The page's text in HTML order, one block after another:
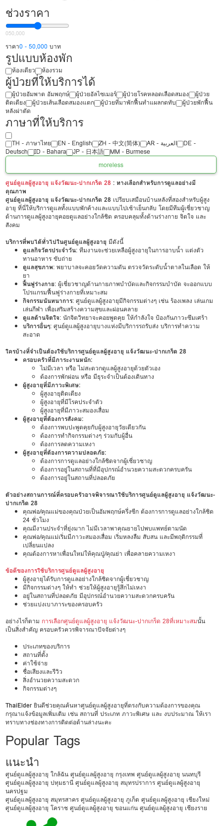
ช่วงราคา
050,000
ราคา0 - 50,000 บาท
รูปแบบห้องพัก
ห้องเดียว ห้องรวม
ผู้ป่วยที่ให้บริการได้
ผู้ป่วยอัมพาต อัมพฤกษ์ ผู้ป่วยอัลไซเมอร์ ผู้ป่วยโรคหลอดเลือดสมอง
ผู้ป่วย
ติดเตียง
ผู้ป่วยเส้นเลือดสมองแตก ผู้ป่วยที่มาพักฟื้นทำแผลกดทับ
ผู้ป่วยพักฟื้น
หลังผ่าตัด
ภาษาที่ให้บริการ
TH - ‏ภาษาไทย EN - English ZH - 中文(简体) ‏AR - ‏العربية‏
DE -
Deutsch
ID - Bahara JP - 日本語
MM - Burmese
moreless
ศูนย์ดูแลผู้สูงอายุ แจ้งวัฒนะ-ปากเกร็ด 28 : ทางเลือกสำหรับการดูแลอย่างมี
คุณภาพ
ศูนย์ดูแลผู้สูงอายุ แจ้งวัฒนะ-ปากเกร็ด 28 เปรียบเสมือนบ้านหลังที่สองสำหรับผู้สูง
อายุ ที่นี่ให้บริการดูแลทั้งแบบพักค้างและแบบไปเช้าเย็นกลับ โดยมีทีมผู้เชี่ยวชาญ
ด้านการดูแลผู้สูงอายุคอยดูแลอย่างใกล้ชิด ครอบคลุมทั้งด้านร่างกาย จิตใจ และ
สังคม
บริการที่พบได้ทั่วไปในศูนย์ดูแลผู้สูงอายุ มีดังนี้
ดูแลกิจวัตรประจำวัน: ทีมงานจะช่วยเหลือผู้สูงอายุในการอาบน้ำ แต่งตัว
ทานอาหาร ขับถ่าย
ดูแลสุขภาพ: พยาบาลจะคอยวัดความดัน ตรวจวัดระดับน้ำตาลในเลือด ให้
ยา
ฟื้นฟูร่างกาย: ผู้เชี่ยวชาญด้านกายภาพบำบัดและกิจกรรมบำบัด จะออกแบบ
โปรแกรมฟื้นฟูร่างกายที่เหมาะสม
กิจกรรมนันทนาการ: ศูนย์ดูแลผู้สูงอายุมีกิจกรรมต่างๆ เช่น ร้องเพลง เล่นเกม
เล่นกีฬา เพื่อเสริมสร้างความสุขและผ่อนคลาย
ดูแลด้านจิตใจ: นักจิตวิทยาจะคอยพูดคุย ให้กำลังใจ ป้องกันภาวะซึมเศร้า
บริการอื่นๆ: ศูนย์ดูแลผู้สูงอายุบางแห่งมีบริการรถรับส่ง บริการทำความ
สะอาด
ใครบ้างที่จำเป็นต้องใช้บริการศูนย์ดูแลผู้สูงอายุ แจ้งวัฒนะ-ปากเกร็ด 28
ครอบครัวที่มีภาระงานหนัก:
ไม่มีเวลา หรือ ไม่สะดวกดูแลผู้สูงอายุด้วยตัวเอง
ต้องการพักผ่อน หรือ มีธุระจำเป็นต้องเดินทาง
ผู้สูงอายุที่มีภาวะพิเศษ:
ผู้สูงอายุติดเตียง
ผู้สูงอายุที่มีโรคประจำตัว
ผู้สูงอายุที่มีภาวะสมองเสื่อม
ผู้สูงอายุที่ต้องการสังคม:
ต้องการพบปะพูดคุยกับผู้สูงอายุวัยเดียวกัน
ต้องการทำกิจกรรมต่างๆ ร่วมกับผู้อื่น
ต้องการลดความเหงา
ผู้สูงอายุที่ต้องการความปลอดภัย:
ต้องการการดูแลอย่างใกล้ชิดจากผู้เชี่ยวชาญ
ต้องการอยู่ในสถานที่ที่มีอุปกรณ์อำนวยความสะดวกครบครัน
ต้องการอยู่ในสถานที่ปลอดภัย
ตัวอย่างสถานการณ์ที่ครอบครัวอาจพิจารณาใช้บริการศูนย์ดูแลผู้สูงอายุ แจ้งวัฒนะ-
ปากเกร็ด 28
คุณพ่อ/คุณแม่ของคุณป่วยเป็นอัมพฤกษ์ครึ่งซีก ต้องการการดูแลอย่างใกล้ชิด
24 ชั่วโมง
คุณมีงานประจำที่ยุ่งมาก ไม่มีเวลาพาคุณยายไปพบแพทย์ตามนัด
คุณพ่อ/คุณแม่เริ่มมีภาวะสมองเสื่อม เริ่มหลงลืม สับสน และมีพฤติกรรมที่
เปลี่ยนแปลง
คุณต้องการหาเพื่อนใหม่ให้คุณปู่/คุณย่า เพื่อคลายความเหงา
ข้อดีของการใช้บริการศูนย์ดูแลผู้สูงอายุ
ผู้สูงอายุได้รับการดูแลอย่างใกล้ชิดจากผู้เชี่ยวชาญ
มีกิจกรรมต่างๆ ให้ทำ ช่วยให้ผู้สูงอายุรู้สึกไม่เหงา
อยู่ในสถานที่ปลอดภัย มีอุปกรณ์อำนวยความสะดวกครบครัน
ช่วยแบ่งเบาภาระของครอบครัว
อย่างไรก็ตาม การเลือกศูนย์ดูแลผู้สูงอายุ แจ้งวัฒนะ-ปากเกร็ด 28ที่เหมาะสมนั้น
เป็นสิ่งสำคัญ ครอบครัวควรพิจารณาปัจจัยต่างๆ
ประเภทของบริการ
สถานที่ตั้ง
ค่าใช้จ่าย
ชื่อเสียงและรีวิว
สิ่งอำนวยความสะดวก
กิจกรรมต่างๆ
ThaiElder ยินดีช่วยคุณค้นหาศูนย์ดูแลผู้สูงอายุที่ตรงกับความต้องการของคุณ
กรุณาแจ้งข้อมูลเพิ่มเติม เช่น สถานที่ ประเภท ภาวะพิเศษ และ งบประมาณ ให้เรา
ทราบทางช่องทางการติดต่อด้านล่างนะคะ
Popular Tags
แนะนำ
ศูนย์ดูแลผู้สูงอายุ ใกล้ฉัน ศูนย์ดูแลผู้สูงอายุ กรุงเทพ ศูนย์ดูแลผู้สูงอายุ นนทบุรี
ศูนย์ดูแลผู้สูงอายุ ปทุมธานี ศูนย์ดูแลผู้สูงอายุ สมุทรปราการ ศูนย์ดูแลผู้สูงอายุ
นครปฐม
ศูนย์ดูแลผู้สูงอายุ สมุทรสาคร ศูนย์ดูแลผู้สูงอายุ ภูเก็ต ศูนย์ดูแลผู้สูงอายุ เชียงใหม่
ศูนย์ดูแลผู้สูงอายุ โคราช ศูนย์ดูแลผู้สูงอายุ ขอนแก่น ศูนย์ดูแลผู้สูงอายุ เชียงราย